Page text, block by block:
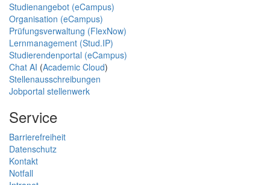
Studienangebot (eCampus)
Organisation (eCampus)
Prüfungsverwaltung (FlexNow)
Lernmanagement (Stud.IP)
Studierendenportal (eCampus)
Chat AI (Academic Cloud)
Stellenausschreibungen
Jobportal stellenwerk
Service
Barrierefreiheit
Datenschutz
Kontakt
Notfall